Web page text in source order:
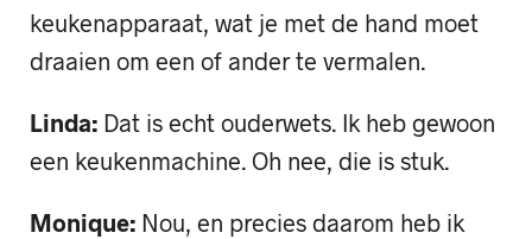
keukenapparaat, wat je met de hand moet
draaien om een of ander te vermalen.
Linda: Dat is echt ouderwets. Ik heb gewoon
een keukenmachine. Oh nee, die is stuk.
Monique: Nou, en precies daarom heb ik